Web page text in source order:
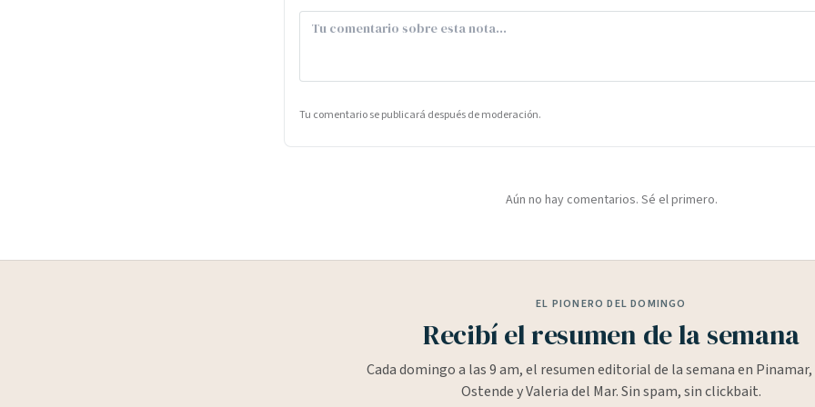
Tu comentario se publicará después de moderación.
Aún no hay comentarios. Sé el primero.
EL PIONERO DEL DOMINGO
Recibí el resumen de la semana
Cada domingo a las 9 am, el resumen editorial de la semana en
Ostende y Valeria del Mar. Sin spam, sin clickbait.